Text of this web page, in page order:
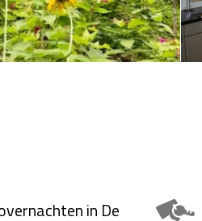
in De